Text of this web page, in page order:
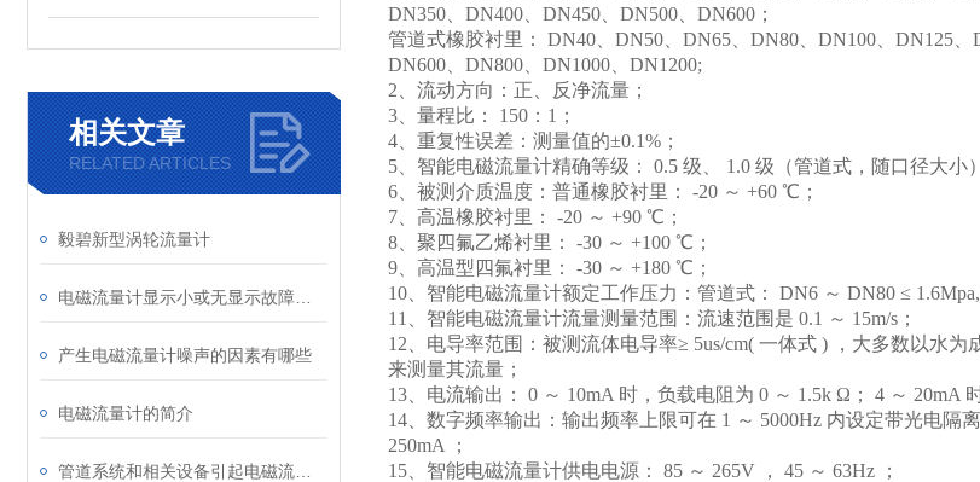
相关文章
RELATED ARTICLES
毅碧新型涡轮流量计
产生电磁流量计噪声的因素有哪些
电磁流量计的简介
DN350、DN400、DN450、DN500、DN600；
管道式橡胶衬里： DN40、DN50、DN65、DN80、DN100、DN125
DN600、DN800、DN1000、DN1200;
2 、流动方向：正、反净流量；
3 、量程比： 150：1；
4 、重复性误差：测量值的±0.1%；
5 、智能电磁流量计精确等级： 0.5 级、 1.0 级（管道式，随口径大小
6 、被测介质温度：普通橡胶衬里： -20 ～ +60 ℃；
7 、高温橡胶衬里： -20 ～ +90 ℃；
8 、聚四氟乙烯衬里： -30 ～ +100 ℃；
9 、高温型四氟衬里： -30 ～ +180 ℃；
10 、智能电磁流量计额定工作压力：管道式： DN6 ～ DN80 ≤
11
、智能电磁流量计流量测量范围：流速范围是 0.1 ～ 15m/s；
12 、电导率范围：被测流体电导率≥ 5us/cm( 一体式 ) ，大多数以水
来测量其流量；
13 、电流输出： 0 ～ 10mA 时，负载电阻为 0 ～ 1.5k Ω； 4 ～ 20mA
14 、数字频率输出：输出频率上限可在 1 ～ 5000Hz 内设定带光电
250mA ；
15 、智能电磁流量计供电电源： 85 ～ 265V ， 45 ～ 63Hz ；